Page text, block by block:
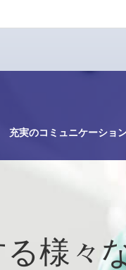
充実のコミュニケーショ
様々